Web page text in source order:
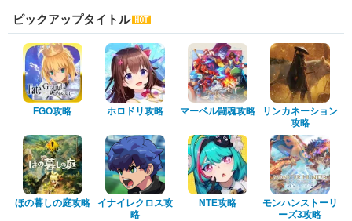
ピックアップタイトル
FGO攻略 ホロドリ攻略 マーベル闘魂攻略
リンカネーション
攻略
ほの暮しの庭攻略
イナイレクロス攻
略
NTE攻略
モンハンストーリ
ーズ3攻略